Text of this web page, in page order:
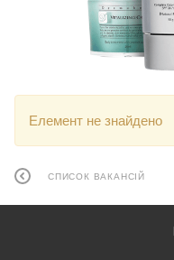
Елемент не знайдено
СПИСОК ВАКАНСІЙ